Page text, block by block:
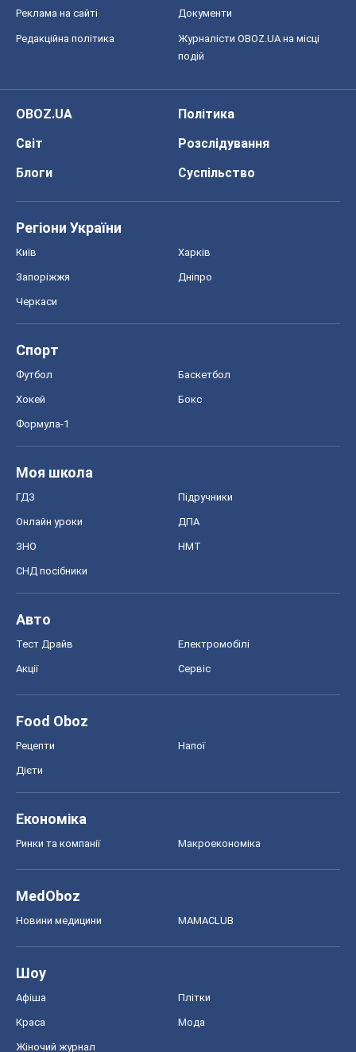
Реклама на сайті Документи
Редакційна політика
Журналісти OBOZ.UA на місці
подій
OBOZ.UA
Політика
Світ
Розслідування
Блоги
Суспільство
Регіони України
Київ Харків
Запоріжжя Дніпро
Черкаси
Спорт
Футбол Баскетбол
Хокей Бокс
Формула-1
Моя школа
ГДЗ Підручники
Онлайн уроки ДПА
ЗНО НМТ
СНД посібники
Авто
Тест Драйв Електромобілі
Акції Сервіс
Food Oboz
Рецепти Напої
Дієти
Економіка
Ринки та компанії Макроекономіка
MedOboz
Новини медицини MAMACLUB
Шоу
Афіша Плітки
Краса Мода
Жіночий журнал